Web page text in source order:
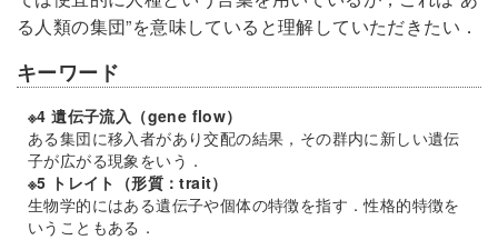
る人類の集団”を意味していると理解していただきたい．
キーワード
※4 遺伝子流入（gene flow）
ある集団に移入者があり交配の結果，その群内に新しい遺伝
子が広がる現象をいう．
※5 トレイト（形質：trait）
生物学的にはある遺伝子や個体の特徴を指す．性格的特徴を
いうこともある．